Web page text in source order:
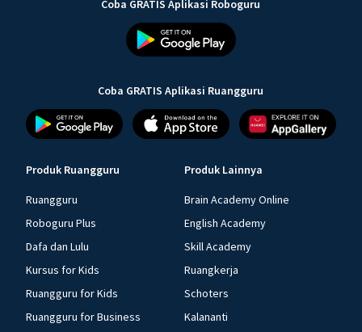
Coba GRATIS Aplikasi Roboguru
Coba GRATIS Aplikasi Ruangguru
Produk Ruangguru
Ruangguru
Roboguru Plus
Dafa dan Lulu
Kursus for Kids
Ruangguru for Kids
Ruangguru for Business
Produk Lainnya
Brain Academy Online
English Academy
Skill Academy
Ruangkerja
Schoters
Kalananti